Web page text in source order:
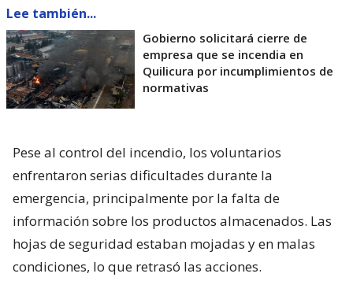
Lee también...
Gobierno solicitará cierre de
empresa que se incendia en
Quilicura por incumplimientos de
normativas
Pese al control del incendio, los voluntarios
enfrentaron serias dificultades durante la
emergencia, principalmente por la falta de
información sobre los productos almacenados. Las
hojas de seguridad estaban mojadas y en malas
condiciones, lo que retrasó las acciones.